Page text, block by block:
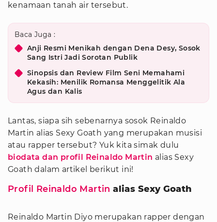
kenamaan tanah air tersebut.
Baca Juga :
Anji Resmi Menikah dengan Dena Desy, Sosok
Sang Istri Jadi Sorotan Publik
Sinopsis dan Review Film Seni Memahami
Kekasih: Menilik Romansa Menggelitik Ala
Agus dan Kalis
Lantas, siapa sih sebenarnya sosok Reinaldo
Martin alias Sexy Goath yang merupakan musisi
atau rapper tersebut? Yuk kita simak dulu
biodata dan profil Reinaldo Martin alias Sexy
Goath dalam artikel berikut ini!
Profil Reinaldo Martin alias Sexy Goath
Reinaldo Martin Diyo merupakan rapper dengan